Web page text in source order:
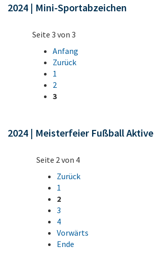
2024 | Mini-Sportabzeichen
Seite 3 von 3
Anfang
Zurück
1
2
3
2024 | Meisterfeier Fußball Aktive
Seite 2 von 4
Zurück
1
2
3
4
Vorwärts
Ende